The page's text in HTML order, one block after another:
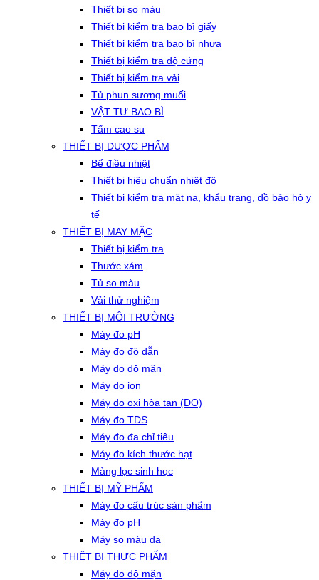
Thiết bị so màu
Thiết bị kiểm tra bao bì giấy
Thiết bị kiểm tra bao bì nhựa
Thiết bị kiểm tra độ cứng
Thiết bị kiểm tra vải
Tủ phun sương muối
VẬT TƯ BAO BÌ
Tấm cao su
THIẾT BỊ DƯỢC PHẨM
Bể điều nhiệt
Thiết bị hiệu chuẩn nhiệt độ
Thiết bị kiểm tra mặt nạ, khẩu trang, đồ bảo hộ y
tế
THIẾT BỊ MAY MẶC
Thiết bị kiểm tra
Thước xám
Tủ so màu
Vải thử nghiệm
THIẾT BỊ MÔI TRƯỜNG
Máy đo pH
Máy đo độ dẫn
Máy đo độ mặn
Máy đo ion
Máy đo oxi hòa tan (DO)
Máy đo TDS
Máy đo đa chỉ tiêu
Máy đo kích thước hạt
Màng lọc sinh học
THIẾT BỊ MỸ PHẨM
Máy đo cấu trúc sản phẩm
Máy đo pH
Máy so màu da
THIẾT BỊ THỰC PHẨM
Máy đo độ mặn